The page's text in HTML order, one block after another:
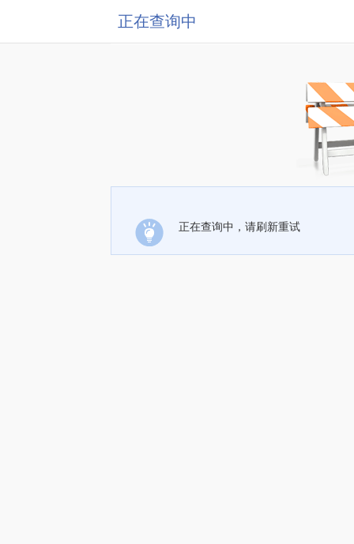
正在查询中
正在查询中，请刷新重试